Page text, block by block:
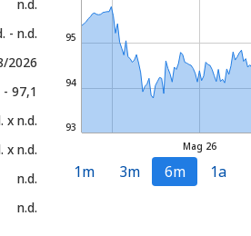
n.d.
- n.d.
2026
97,1
x n.d.
x n.d.
n.d.
n.d.
Mag 26
93
94
95
1m 3m 6m 1a